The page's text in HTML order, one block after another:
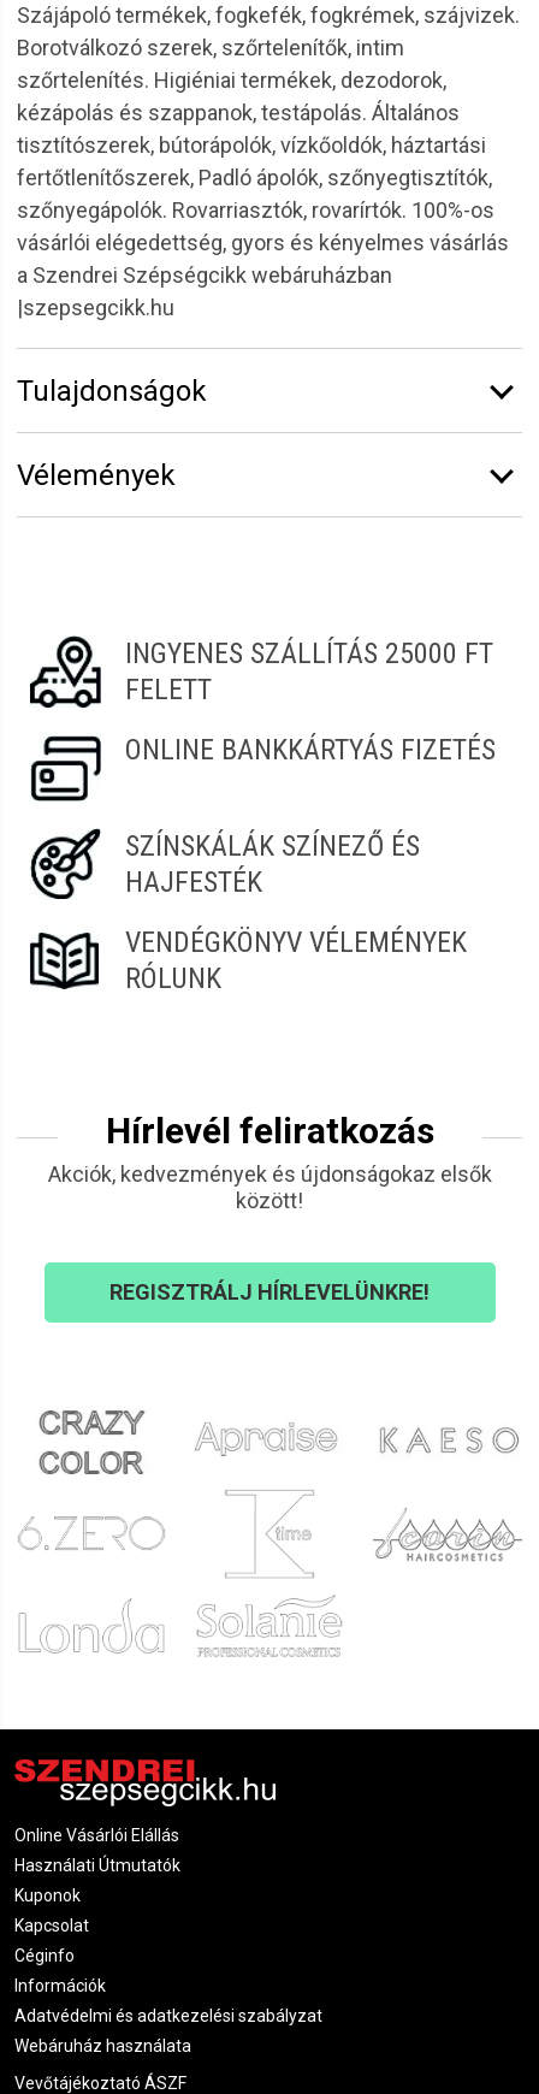
Szájápoló termékek, fogkefék, fogkrémek, szájvizek.
Borotválkozó szerek, szőrtelenítők, intim
szőrtelenítés. Higiéniai termékek, dezodorok,
kézápolás és szappanok, testápolás. Általános
tisztítószerek, bútorápolók, vízkőoldók, háztartási
fertőtlenítőszerek, Padló ápolók, szőnyegtisztítók,
szőnyegápolók. Rovarriasztók, rovarírtók. 100%-os
vásárlói elégedettség, gyors és kényelmes vásárlás
a Szendrei Szépségcikk webáruházban
|szepsegcikk.hu
Tulajdonságok
Kiszerelés:
Vélemények
INGYENES SZÁLLÍTÁS 25000 FT
FELETT
ONLINE BANKKÁRTYÁS FIZETÉS
SZÍNSKÁLÁK SZÍNEZŐ ÉS
HAJFESTÉK
VENDÉGKÖNYV VÉLEMÉNYEK
RÓLUNK
Hírlevél feliratkozás
Akciók, kedvezmények és újdonságokaz elsők
között!
REGISZTRÁLJ HÍRLEVELÜNKRE!
Online Vásárlói Elállás
Használati Útmutatók
Kuponok
Kapcsolat
Céginfo
Információk
Adatvédelmi és adatkezelési szabályzat
Webáruház használata
Vevőtájékoztató ÁSZF